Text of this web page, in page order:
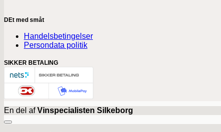
DEt med småt
Handelsbetingelser
Persondata politik
SIKKER BETALING
En del afVinspecialisten Silkeborg